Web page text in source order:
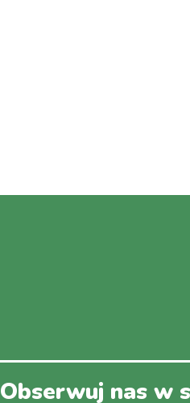
Obserwuj nas w